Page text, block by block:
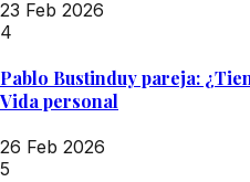
23 Feb 2026
4
Pablo Bustinduy pareja:
Vida personal
26 Feb 2026
5